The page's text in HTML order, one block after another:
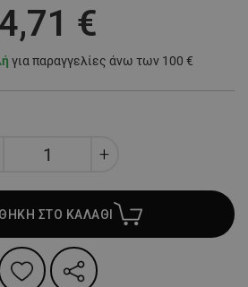
4,71 €
για παραγγελίες άνω των 100 €
ΣΤΟ ΚΑΛΑΘΙ